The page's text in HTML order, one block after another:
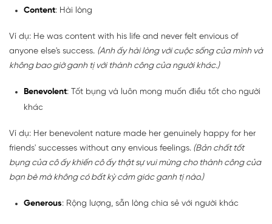
Content: Hài lòng
Ví dụ: He was content with his life and never felt envious of
anyone else's success. (Anh ấy hài lòng với cuộc sống của mình và
không bao giờ ganh tị với thành công của người khác.)
Benevolent: Tốt bụng và luôn mong muốn điều tốt cho người
khác
Ví dụ: Her benevolent nature made her genuinely happy for her
friends' successes without any envious feelings. (Bản chất tốt
bụng của cô ấy khiến cô ấy thật sự vui mừng cho thành công của
bạn bè mà không có bất kỳ cảm giác ganh tị nào.)
Generous: Rộng lượng, sẵn lòng chia sẻ với người khác